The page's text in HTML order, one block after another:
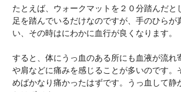
たとえば、ウォークマットを２０分踏んだと
足を踏んでいるだけなのですが、手のひらが
い、その時はにわかに血行が良くなります。
すると、体にうっ血のある所にも血液が流れ
や肩などに痛みを感じることが多いのです。
めばかなり痛かったはずです。うっ血して静